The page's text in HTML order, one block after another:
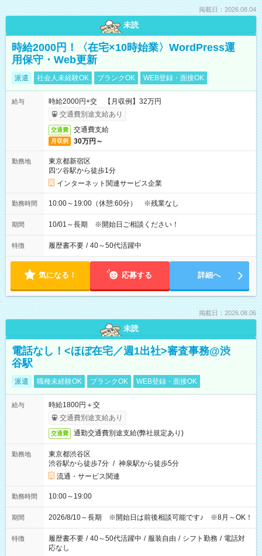
掲載日：2026.08.04
未読
時給2000円！〈在宅×10時始業〉WordPress運
用保守・Web更新
派遣 社会人未経験OK ブランクOK WEB登録・面接OK
給与
時給2000円+交 【月収例】32万円
交通費別途支給あり
交通費 交通費支給
月収例 30万円～
勤務地
東京都新宿区
四ツ谷駅から徒歩1分
インターネット関連サービス企業
勤務時間 10:00～19:00（休憩:60分） ※残業なし
期間 10/01～長期 ※開始日ご相談ください！
特徴 履歴書不要 / 40～50代活躍中
気になる！ 応募する 詳細へ
掲載日：2026.08.06
未読
電話なし！<ほぼ在宅／週1出社>審査事務@渋
谷駅
派遣 職種未経験OK ブランクOK WEB登録・面接OK
給与
時給1800円＋交
交通費別途支給あり
交通費 通勤交通費別途支給(弊社規定あり)
勤務地
東京都渋谷区
渋谷駅から徒歩7分 / 神泉駅から徒歩5分
流通・サービス関連
勤務時間 10:00～19:00
期間 2026/8/10～長期 ※開始日は前後相談可能です♪ ※8月～OK！
特徴 履歴書不要 / 40～50代活躍中 / 服装自由 / シフト勤務 / 電話対
応なし